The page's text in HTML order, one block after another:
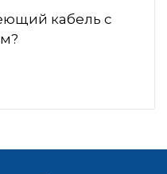
кабель с